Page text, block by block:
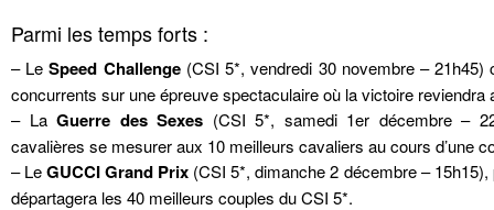
Parmi les temps forts :
– LeSpeed Challenge(CSI 5*, vendredi 30 novembre – 21h45)
concurrents sur une épreuve spectaculaire où la victoire reviendra
– LaGuerre des Sexes (CSI 5*, samedi 1er décembre –
cavalières se mesurer aux 10 meilleurs cavaliers au cours d’une
– LeGUCCI Grand Prix (CSI 5*, dimanche 2 décembre –
départagera les 40 meilleurs couples du CSI 5*.